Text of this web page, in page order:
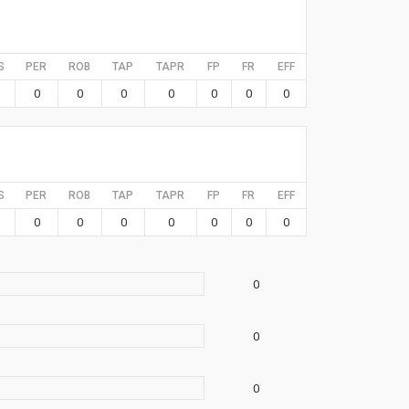
PER ROB TAP TAPR FP FR EFF
0 0 0 0 0 0 0
PER ROB TAP TAPR FP FR EFF
0 0 0 0 0 0 0
0
0
0